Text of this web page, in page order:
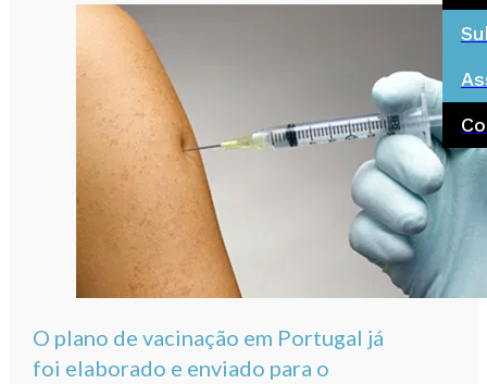
O plano de vacinação em Portugal já
foi elaborado e enviado para o